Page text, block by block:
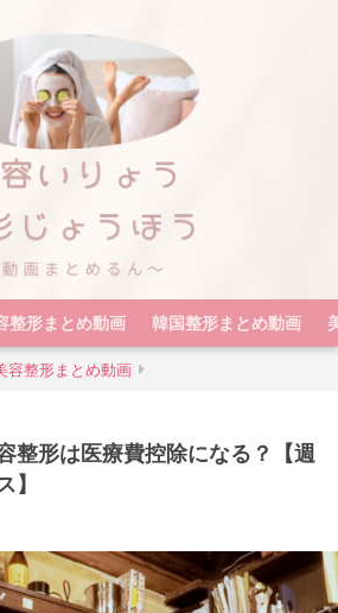
整形まとめ動画 韓国整形まとめ動画
容整形まとめ動画
整形は医療費控除になる？【週
】